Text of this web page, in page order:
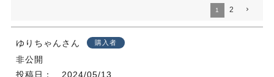
1 2
ゆりちゃん 購入者
非公開
投稿日
2024/05/13